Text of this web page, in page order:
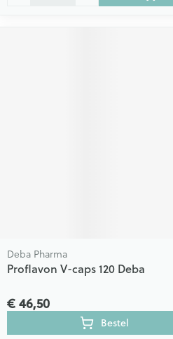
Deba Pharma
Proflavon V-caps 120 Deba
€ 46,50
Bestel